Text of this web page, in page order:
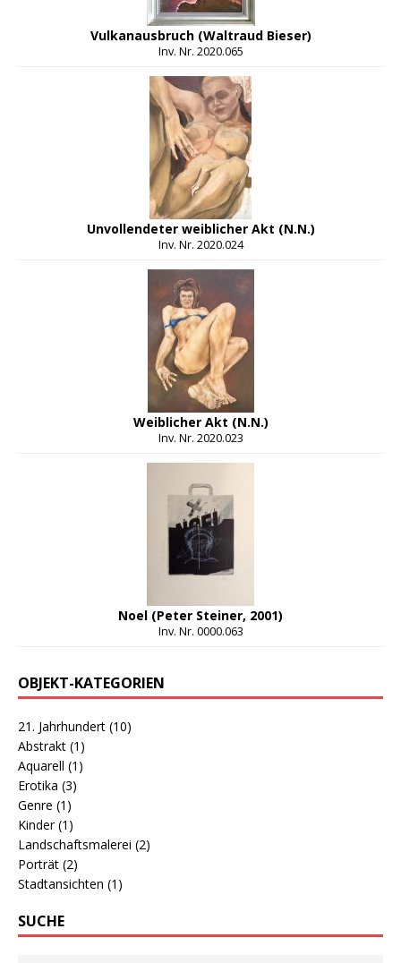
Vulkanausbruch (Waltraud Bieser)
Inv. Nr. 2020.065
Unvollendeter weiblicher Akt (N.N.)
Inv. Nr. 2020.024
Weiblicher Akt (N.N.)
Inv. Nr. 2020.023
Noel (Peter Steiner, 2001)
Inv. Nr. 0000.063
OBJEKT-KATEGORIEN
21. Jahrhundert (10)
Abstrakt (1)
Aquarell (1)
Erotika (3)
Genre (1)
Kinder(1)
Landschaftsmalerei (2)
Porträt (2)
Stadtansichten (1)
SUCHE